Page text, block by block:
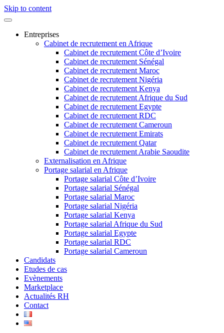
Skip to content
Entreprises
Cabinet de recrutement en Afrique
Cabinet de recrutement Côte d’Ivoire
Cabinet de recrutement Sénégal
Cabinet de recrutement Maroc
Cabinet de recrutement Nigéria
Cabinet de recrutement Kenya
Cabinet de recrutement Afrique du Sud
Cabinet de recrutement Egypte
Cabinet de recrutement RDC
Cabinet de recrutement Cameroun
Cabinet de recrutement Emirats
Cabinet de recrutement Qatar
Cabinet de recrutement Arabie Saoudite
Externalisation en Afrique
Portage salarial en Afrique
Portage salarial Côte d’Ivoire
Portage salarial Sénégal
Portage salarial Maroc
Portage salarial Nigéria
Portage salarial Kenya
Portage salarial Afrique du Sud
Portage salarial Egypte
Portage salarial RDC
Portage salarial Cameroun
Candidats
Etudes de cas
Evènements
Marketplace
Actualités RH
Contact